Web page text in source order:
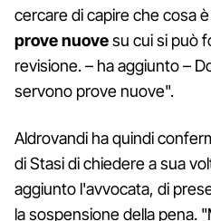
cercare di capire che cosa
prove nuovesu cui si può
revisione. – ha aggiunto –
servono prove nuove".
Aldrovandi ha quindi
di Stasi di chiedere a sua
aggiunto l'avvocata, di
la sospensione della pena.